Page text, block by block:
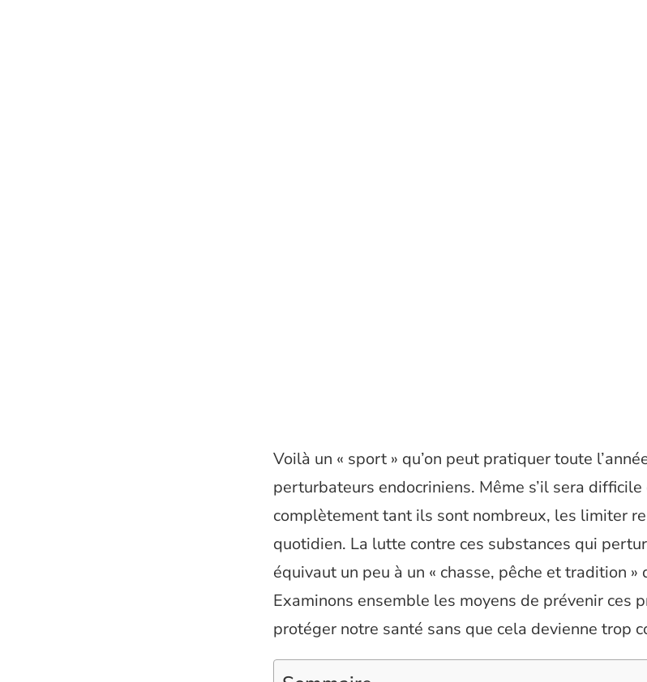
Voilà un « sport » qu’on peut pratiquer toute
perturbateurs endocriniens. Même s’il sera
complètement tant ils sont nombreux, les limiter
quotidien. La lutte contre ces substances qui
équivaut un peu à un « chasse, pêche et tradition »
Examinons ensemble les moyens de prévenir ces
protéger notre santé sans que cela devienne trop